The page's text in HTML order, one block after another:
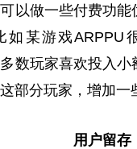
以做一些付费功能
如某游戏ARPPU
数玩家喜欢投入小
部分玩家，增加一
用户留存